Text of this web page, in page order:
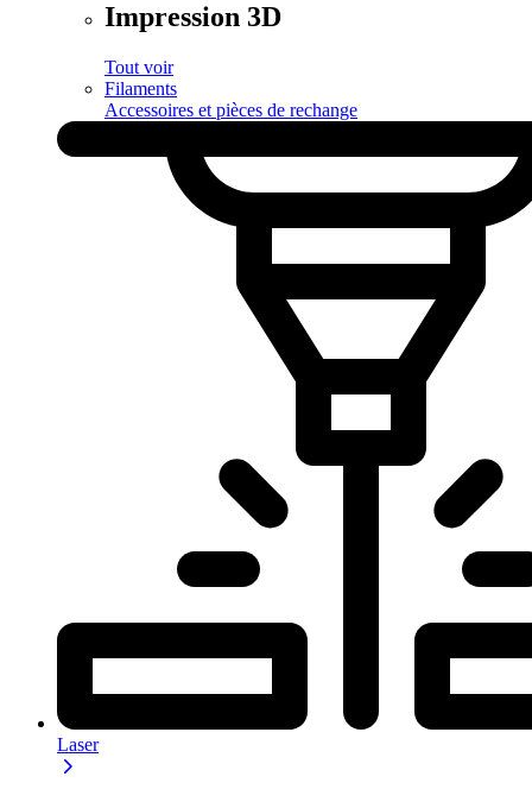
Impression 3D
Tout voir
Filaments
Accessoires et pièces de rechange
Laser